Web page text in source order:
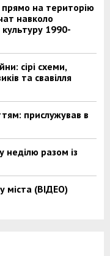
на територію
навколо
1990-
сірі схеми,
та свавілля
прислужував в
неділю разом із
міста (ВІДЕО)